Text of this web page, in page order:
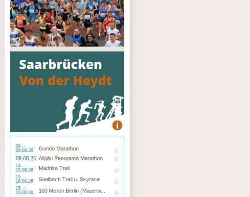
08. -
09.08.26
Gondo Marathon
09.08.26 Allgäu Panorama Marathon
14. -
15.08.26
Madrisa Trail
15. -
16.08.26
Saalbach Trail u. Skyrace
15. -
16.08.26
100 Meilen Berlin (Mauerw...